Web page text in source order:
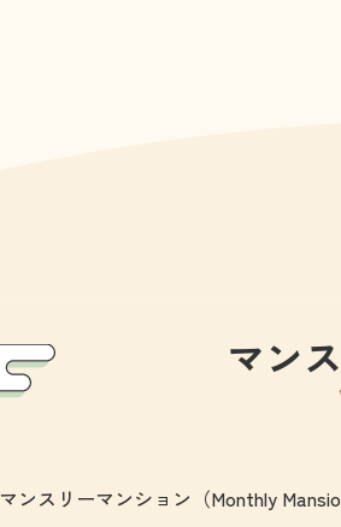
マン
マンスリーマンション（Monthly